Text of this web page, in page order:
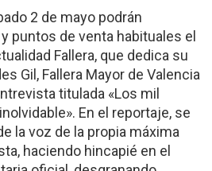
2 de mayo podrán
puntos de venta habituales el
Fallera, que dedica su
Gil, Fallera Mayor de Valencia
titulada «Los mil
En el reportaje, se
la voz de la propia máxima
haciendo hincapié en el